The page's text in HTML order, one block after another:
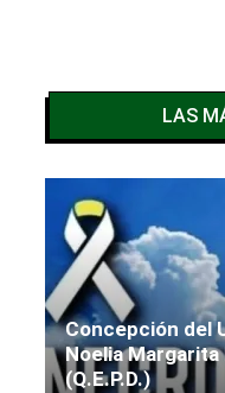
LAS
Concepción del
Noelia Margarita
(Q.E.P.D.)